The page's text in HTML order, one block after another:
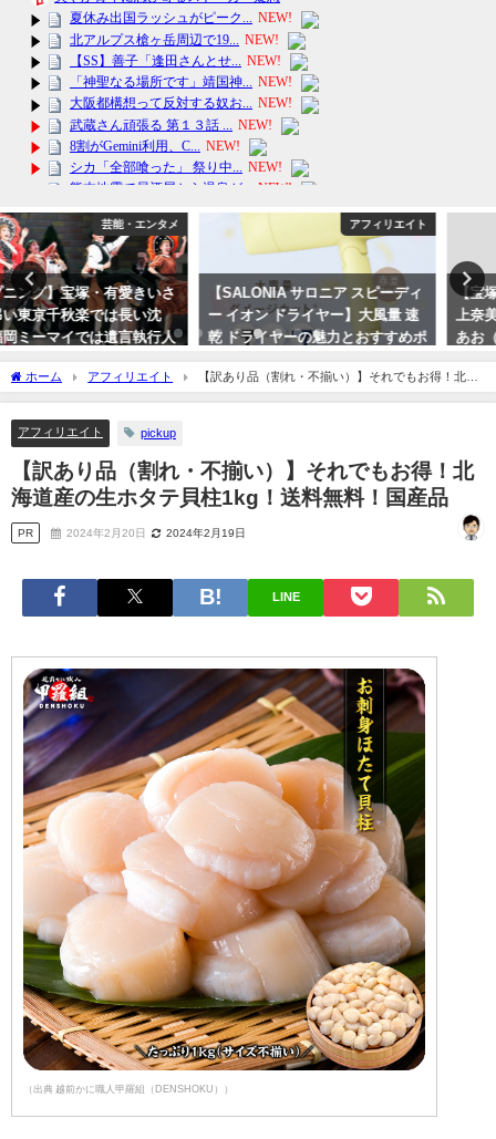
アフィリエイト
【SALONIA サロニア スピーディ
ー イオン ドライヤー】大風量 速
乾 ドライヤーの魅力とおすすめポ
イント
芸能・エンタメ
【宝塚歌劇】宙組の有愛きい（井
上奈美）と双子の妹で雪組の一禾
あお（井上茉美）さんの実家「京
つけもの処近為」も急遽臨時休業
で、天彩峰里（芥田樹里）は関係
ないです
ホーム アフィリエイト
【訳あり品（割れ・不揃い）】それでもお得！北海
道産の生ホタテ貝柱1kg！送料無料！国産品
アフィリエイト pickup
【訳あり品（割れ・不揃い）】それでもお得！北
海道産の生ホタテ貝柱1kg！送料無料！国産品
PR 2024年2月20日 2024年2月19日
LINE
（出典 越前かに職人甲羅組（DENSHOKU））